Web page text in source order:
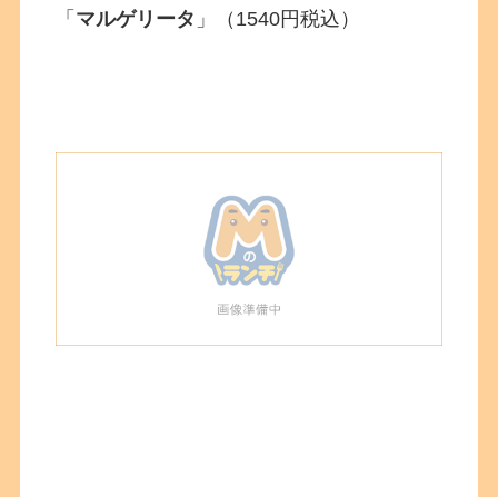
「 マルゲリータ 」（1540円税込）